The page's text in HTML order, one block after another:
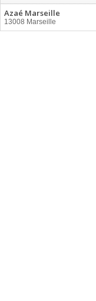
Azaé Marseille
13008 Marseille